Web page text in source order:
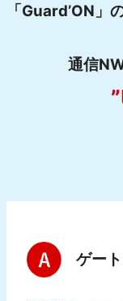
「Guard’ON」
通信
ゲー